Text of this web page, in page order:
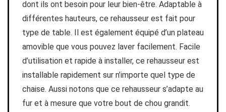
dont ils ont besoin pour leur bien-être. Adaptable à
différentes hauteurs, ce rehausseur est fait pour
type de table. Il est également équipé d’un plateau
amovible que vous pouvez laver facilement. Facile
d’utilisation et rapide à installer, ce rehausseur est
installable rapidement sur n’importe quel type de
chaise. Aussi notons que ce rehausseur s’adapte au
fur et à mesure que votre bout de chou grandit.